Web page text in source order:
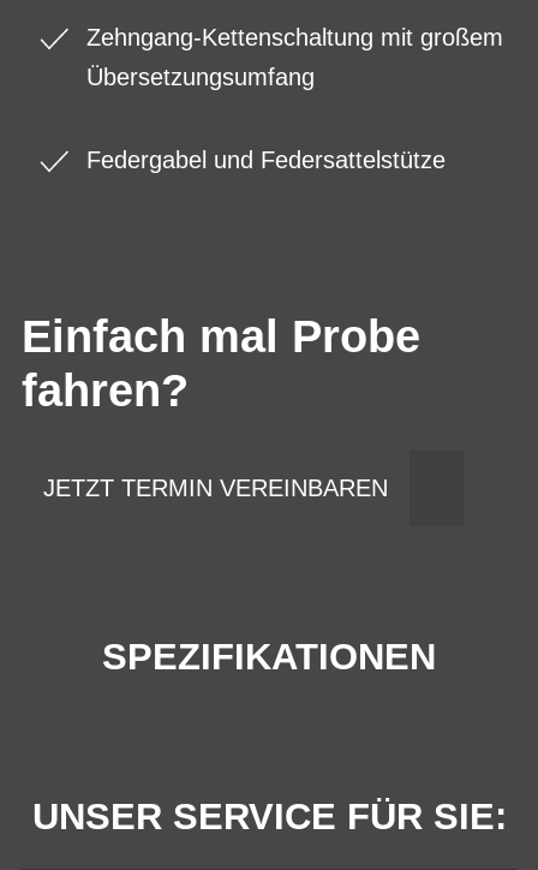
Zehngang-Kettenschaltung mit großem
Übersetzungsumfang
Federgabel und Federsattelstütze
Einfach mal Probe
fahren?
JETZT TERMIN VEREINBAREN
SPEZIFIKATIONEN
UNSER SERVICE FÜR SIE: